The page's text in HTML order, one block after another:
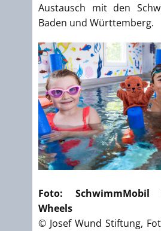
Austausch mit den
Baden und Württemberg.
Foto:
Wheels
© Josef Wund Stiftung,